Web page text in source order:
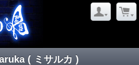
( ミサルカ )